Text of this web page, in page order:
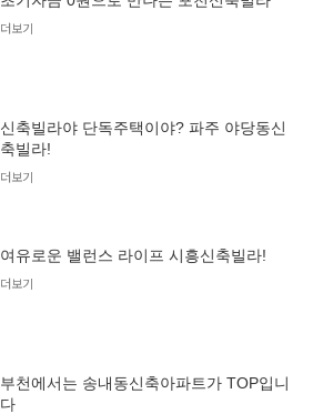
더보기
신축빌라야 단독주택이야? 파주 야당동신
축빌라!
더보기
여유로운 밸런스 라이프 시흥신축빌라!
더보기
부천에서는 송내동신축아파트가 TOP입니
다